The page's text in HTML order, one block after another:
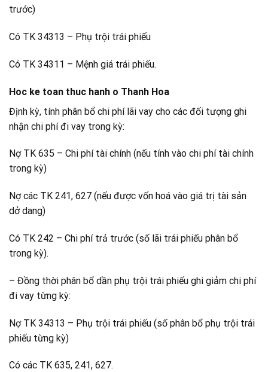
trước)
Có TK 34313 – Phụ trội trái phiếu
Có TK 34311 – Mệnh giá trái phiếu.
Hoc ke toan thuc hanh o Thanh Hoa
Định kỳ, tính phân bổ chi phí lãi vay cho các đối tượng ghi
nhận chi phí đi vay trong kỳ:
Nợ TK 635 – Chi phí tài chính (nếu tính vào chi phí tài chính
trong kỳ)
Nợ các TK 241, 627 (nếu được vốn hoá vào giá trị tài sản
dở dang)
Có TK 242 – Chi phí trả trước (số lãi trái phiếu phân bổ
trong kỳ).
– Đồng thời phân bổ dần phụ trội trái phiếu ghi giảm chi phí
đi vay từng kỳ:
Nợ TK 34313 – Phụ trội trái phiếu (số phân bổ phụ trội trái
phiếu từng kỳ)
Có các TK 635, 241, 627.